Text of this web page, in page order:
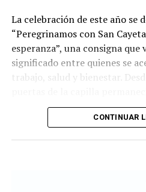
La celebración de este año se
“Peregrinamos con San
esperanza”, una consigna
significado entre quienes se
trabajo, salud y bienestar.
La imagen del santo salió del
6700 y fue acompañada por
CONTINUAR